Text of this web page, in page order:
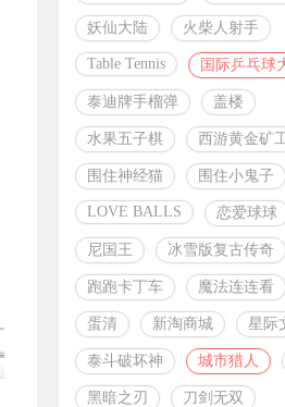
妖仙大陆 火柴人射手
Table Tennis 国际乒乓球
泰迪牌手榴弹 盖楼
水果五子棋 西游黄金矿
围住神经猫 围住小鬼子
LOVE BALLS 恋爱球球
尼国王 冰雪版复古传奇
跑跑卡丁车 魔法连连看
蛋清 新淘商城 星际
泰斗破坏神 城市猎人
黑暗之刃 刀剑无双